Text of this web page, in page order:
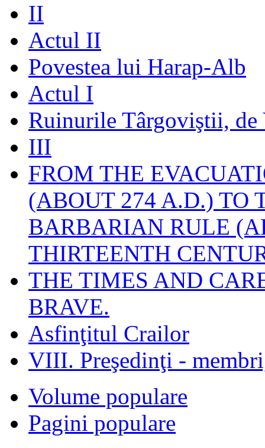
II
Actul II
Povestea lui Harap-Alb
Actul I
Ruinurile Târgoviştii, de
III
FROM THE
(ABOUT 274 A.D.) TO
BARBARIAN RULE
THIRTEENTH
THE TIMES AND
BRAVE.
Asfinţitul Crailor
VIII. Preşedinţi -
Volume populare
Pagini populare